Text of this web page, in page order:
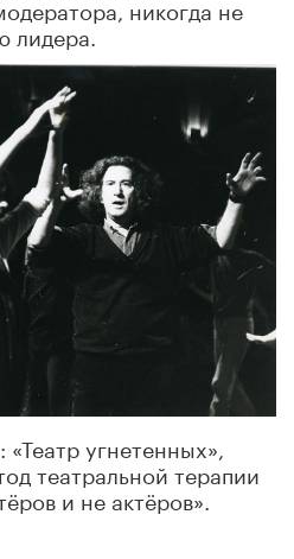
никогда не
лидера.
угнетенных»,
театральной терапии
и не актёров».